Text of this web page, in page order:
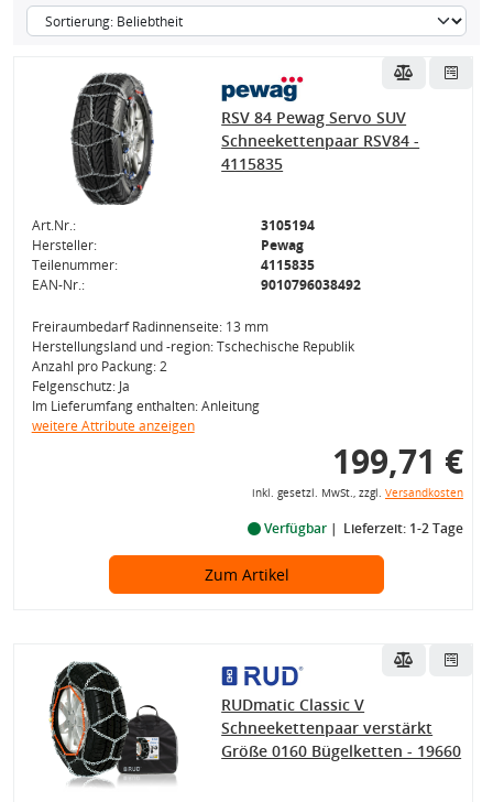
RSV 84 Pewag Servo SUV
Schneekettenpaar RSV84 -
4115835
Art.Nr.:
3105194
Hersteller:
Pewag
Teilenummer:
4115835
EAN-Nr.:
9010796038492
Freiraumbedarf Radinnenseite: 13 mm
Herstellungsland und -region: Tschechische Republik
Anzahl pro Packung: 2
Felgenschutz: Ja
Im Lieferumfang enthalten: Anleitung
weitere Attribute anzeigen
199,71 €
inkl. gesetzl. MwSt., zzgl. Versandkosten
Verfügbar Lieferzeit: 1-2 Tage
Zum Artikel
RUDmatic Classic V
Schneekettenpaar verstärkt
Größe 0160 Bügelketten - 19660